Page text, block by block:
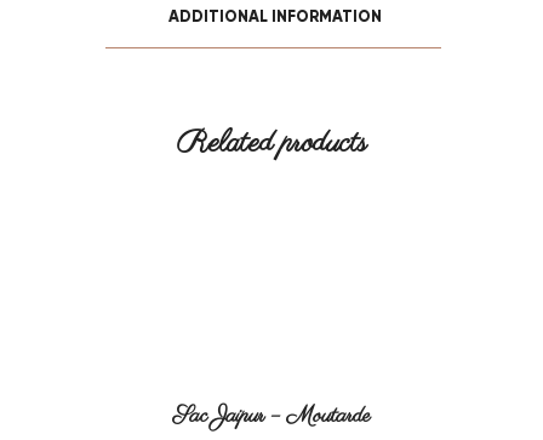
ADDITIONAL INFORMATION
Related products
Sac Jaipur – Moutarde